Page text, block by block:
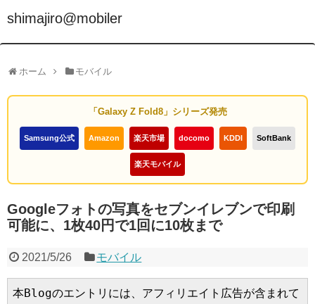
shimajiro@mobiler
ホーム モバイル
「Galaxy Z Fold8」シリーズ発売
Samsung公式 Amazon 楽天市場 docomo KDDI SoftBank
楽天モバイル
Googleフォトの写真をセブンイレブンで印刷
可能に、1枚40円で1回に10枚まで
2021/5/26 モバイル
本Blogのエントリには、アフィリエイト広告が含まれて